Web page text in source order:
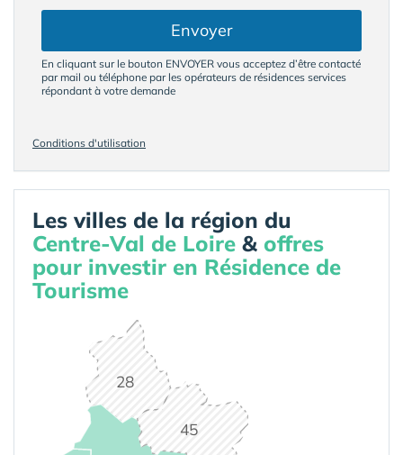
Envoyer
En cliquant sur le bouton ENVOYER vous acceptez d’être contacté
par mail ou téléphone par les opérateurs de résidences services
répondant à votre demande
Conditions d'utilisation
Les villes de la région du
Centre-Val de Loire & offres
pour investir en Résidence de
Tourisme
28
45